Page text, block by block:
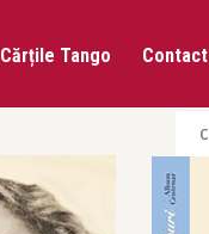
Cărțile Tango Contact